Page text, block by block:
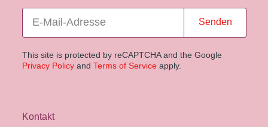
Senden
This site is protected by reCAPTCHA and the Google
Privacy Policyand Terms of Service apply.
Kontakt